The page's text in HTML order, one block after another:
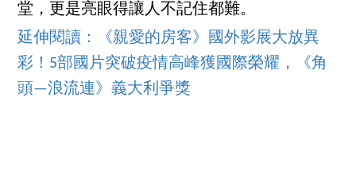
堂，更是亮眼得讓人不記住都難。
延伸閱讀：《親愛的房客》國外影展大放異
彩！5部國片突破疫情高峰獲國際榮耀，《角
頭—浪流連》義大利爭獎